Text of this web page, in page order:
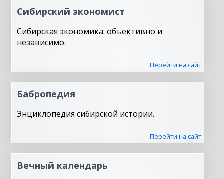
Сибирский экономист
Сибирская экономика: объективно и
независимо.
Перейти на сайт
Бабропедия
Энциклопедия сибирской истории.
Перейти на сайт
Вечный календарь